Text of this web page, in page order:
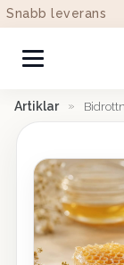
Snabb leverans
Artiklar »